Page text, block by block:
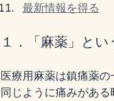
最新情報を得る
１．「麻薬」と
医療用麻薬は鎮痛薬
同じように痛みがあ